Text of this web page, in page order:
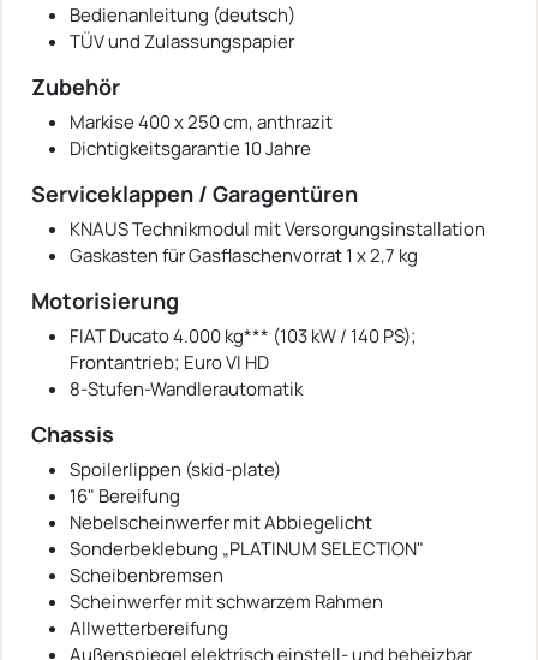
Bedienanleitung (deutsch)
TÜV und Zulassungspapier
Zubehör
Markise 400 x 250 cm, anthrazit
Dichtigkeitsgarantie 10 Jahre
Serviceklappen / Garagentüren
KNAUS Technikmodul mit Versorgungsinstallation
Gaskasten für Gasflaschenvorrat 1 x 2,7 kg
Motorisierung
FIAT Ducato 4.000 kg*** (103 kW / 140 PS);
Frontantrieb; Euro VI HD
8-Stufen-Wandlerautomatik
Chassis
Spoilerlippen (skid-plate)
16" Bereifung
Nebelscheinwerfer mit Abbiegelicht
Sonderbeklebung „PLATINUM SELECTION"
Scheibenbremsen
Scheinwerfer mit schwarzem Rahmen
Allwetterbereifung
Außenspiegel elektrisch einstell- und beheizbar